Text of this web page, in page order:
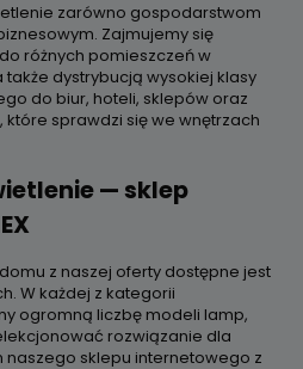
zarówno gospodarstwom
Zajmujemy się
różnych pomieszczeń w
dystrybucją wysokiej klasy
do biur, hoteli, sklepów oraz
sprawdzi się we wnętrzach
— sklep
z naszej oferty dostępne jest
W każdej z kategorii
ogromną liczbę modeli lamp,
rozwiązanie dla
sklepu internetowego z